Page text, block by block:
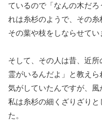
ているので「なんの木だ
れは糸杉のようで、その糸
その葉や枝をしならせてい
そして、その人は昔、近
霊がいるんだよ」と教え
気がしていたんですが、風
私は糸杉の細くざりざり
た。